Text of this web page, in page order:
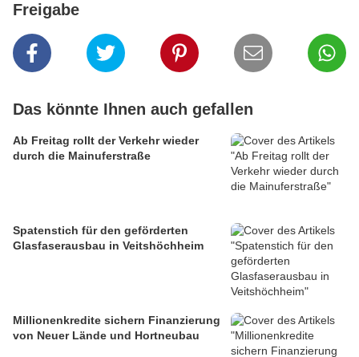
Freigabe
Das könnte Ihnen auch gefallen
Ab Freitag rollt der Verkehr wieder
durch die Mainuferstraße
Spatenstich für den geförderten
Glasfaserausbau in Veitshöchheim
Millionenkredite sichern Finanzierung
von Neuer Lände und Hortneubau